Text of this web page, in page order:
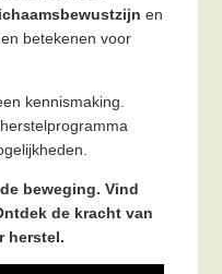
en
betekenen voor
kennismaking.
beweging. Vind
de kracht van
herstel.